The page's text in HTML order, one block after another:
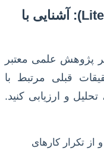
مرور ادبیات (Literature Review): آشنایی با
پژوهش علمی معتبر
قبلی مرتبط با
و ارزیابی کنید.
از تکرار کارهای